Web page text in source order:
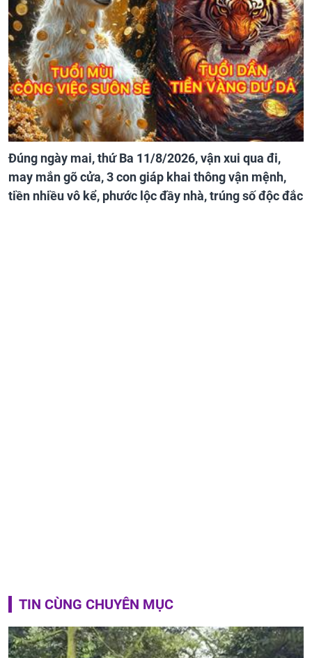
Đúng ngày mai, thứ Ba 11/8/2026, vận xui qua đi,
may mắn gõ cửa, 3 con giáp khai thông vận mệnh,
tiền nhiều vô kể, phước lộc đầy nhà, trúng số độc đắc
TIN CÙNG CHUYÊN MỤC